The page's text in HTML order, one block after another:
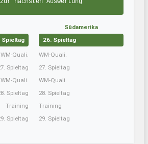
nächsten Auswertung
Spieltag
WM-Quali.
Spieltag
WM-Quali.
Spieltag
Training
Spieltag
Südamerika
26. Spieltag
WM-Quali.
27. Spieltag
WM-Quali.
28. Spieltag
Training
29. Spieltag